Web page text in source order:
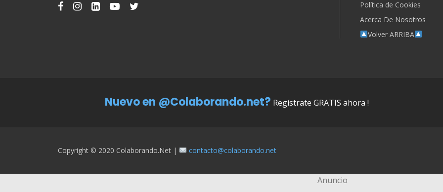
Política de Cookies
Acerca De Nosotros
Volver ARRIBA
Nuevo en @Colaborando.net? Regístrate GRATIS ahora !
Copyright © 2020 Colaborando.net | contacto@colaborando.net
Anuncio